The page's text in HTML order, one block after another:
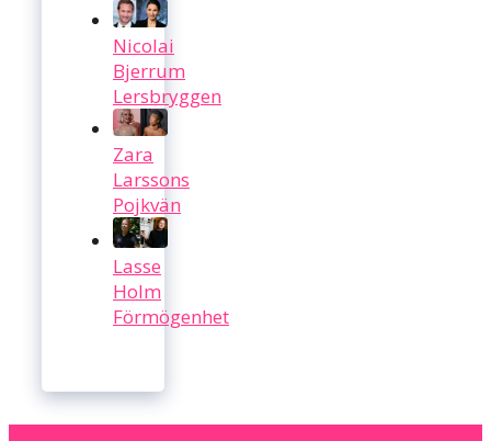
Nicolai
Bjerrum
Lersbryggen
Zara
Larssons
Pojkvän
Lasse
Holm
Förmögenhet